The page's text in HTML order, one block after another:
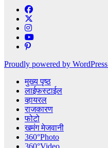
Proudly powered by WordPress
मुख्य पृष्ठ
लाईफस्टाईल
व्हायरल
राजकारण
फोटो
खमंग मेजवानी
360°Photo
360°Video